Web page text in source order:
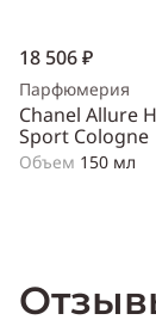
18 506 ₽
Парфюмерия
Chanel Allure
Sport Cologne
Объем 150 мл